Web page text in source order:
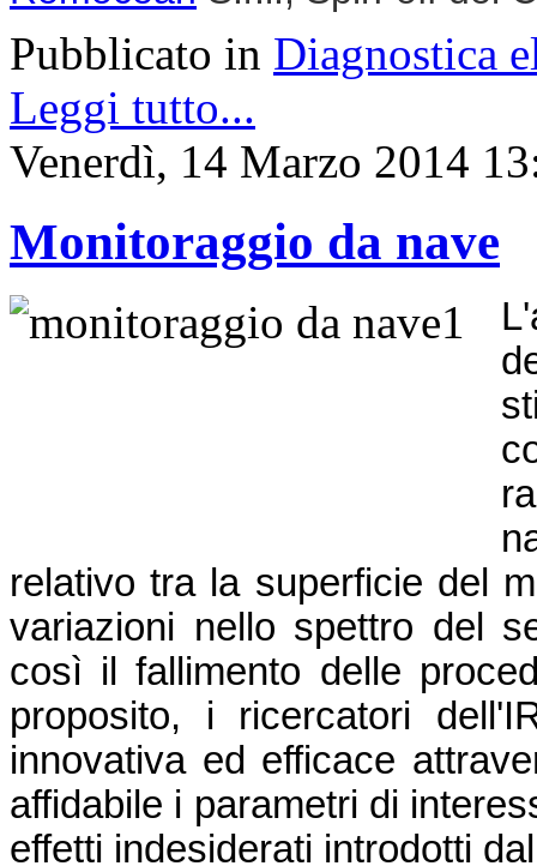
Pubblicato in Diagnostica
Leggi tutto...
Venerdì, 14 Marzo 2014
Monitoraggio da nave
relativo tra la superficie del
variazioni nello spettro del
così il fallimento delle
proposito, i ricercatori
innovativa ed efficace
affidabile i parametri di
effetti indesiderati introdotti